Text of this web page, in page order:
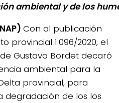
ambiental y de los
Con al publicación
provincial 1.096/2020, el
Gustavo Bordet decaró
ambiental para la
provincial, para
degradación de los los